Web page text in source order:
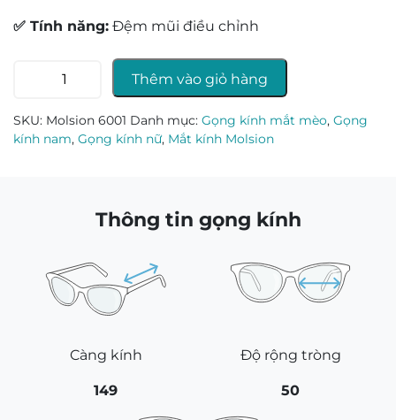
✅ Tính năng: Đệm mũi điều chỉnh
6001
số
Thêm vào giỏ hàng
SKU: Molsion 6001 Danh mục: Gọng kính mắt mèo, Gọng
kính nam, Gọng kính nữ, Mắt kính Molsion
Thông tin gọng kính
Càng kính
149
Độ rộng tròng
50